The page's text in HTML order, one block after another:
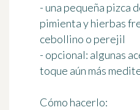
- una pequeña pizca
pimienta y hierbas
cebollino o perejil
- opcional: algunas
toque aún más
Cómo hacerlo: